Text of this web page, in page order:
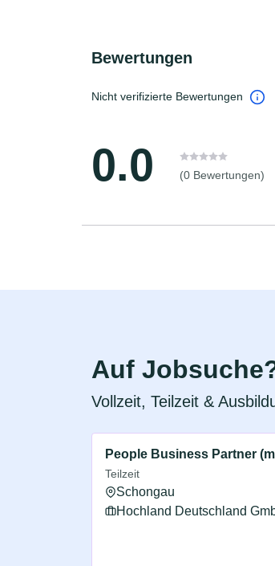
Bewertungen
Nicht verifizierte Bewertungen
0.0 (0 Bewertungen)
Auf
Vollzeit, Teilzeit &
People Business Partner
Teilzeit
Schongau
Hochland Deutschland